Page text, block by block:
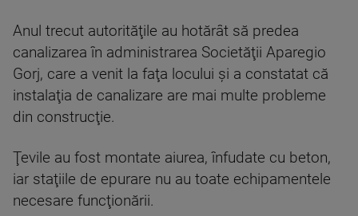
Anul trecut autorităţile au hotărât să predea
canalizarea în administrarea Societăţii Aparegio
Gorj, care a venit la faţa locului şi a constatat că
instalaţia de canalizare are mai multe probleme
din construcţie.
Ţevile au fost montate aiurea, înfudate cu beton,
iar staţiile de epurare nu au toate echipamentele
necesare funcţionării.